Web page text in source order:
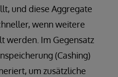
und diese Aggregate
wenn weitere
werden. Im Gegensatz
(Cashing)
um zusätzliche